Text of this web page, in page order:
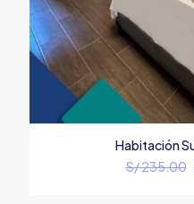
Habitación
S/235.00